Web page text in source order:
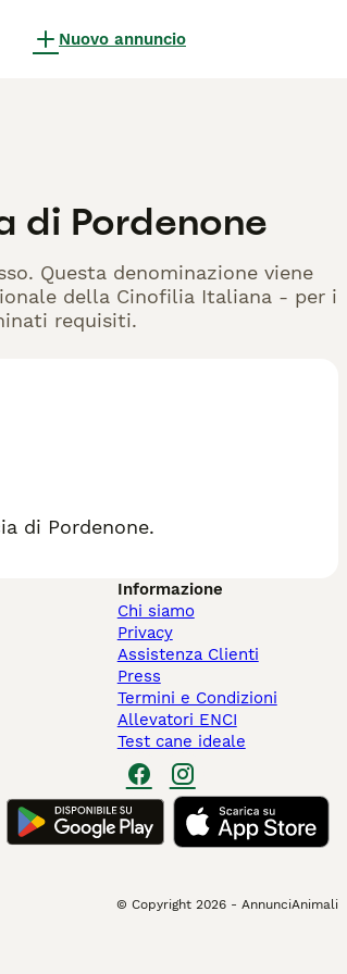
Nuovo annuncio
di Pordenone
Questa denominazione viene
della Cinofilia Italiana - per i
requisiti.
di Pordenone.
Informazione
Chi siamo
Privacy
Assistenza Clienti
Press
Termini e Condizioni
Allevatori ENCI
Test cane ideale
© Copyright 2026 - AnnunciAnimali